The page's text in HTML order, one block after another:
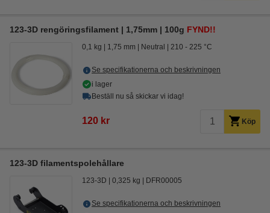
123-3D rengöringsfilament | 1,75mm | 100g FYND!!
0,1 kg 1,75 mm Neutral 210 - 225 °C
Se specifikationerna och beskrivningen
i lager
Beställ nu så skickar vi idag!
120 kr Köp
123-3D filamentspolehållare
123-3D 0,325 kg DFR00005
Se specifikationerna och beskrivningen